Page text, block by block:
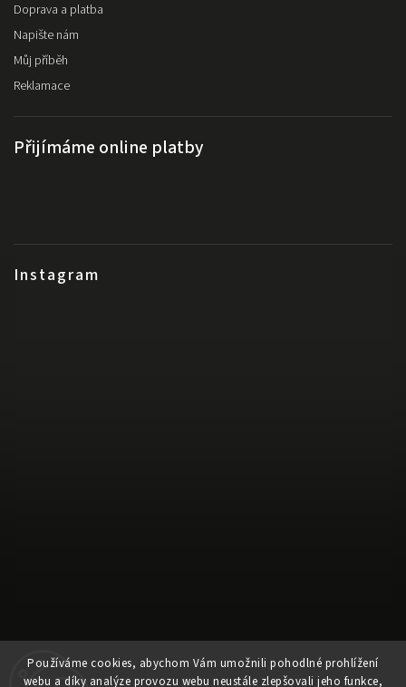
Používáme cookies, abychom Vám umožnili pohodlné prohlížení
webu a díky analýze provozu webu neustále zlepšovali jeho funkce,
Instagram
Sledovat na Instagramu
Doprava a platba
Napište nám
Můj příběh
Reklamace
Přijímáme online platby